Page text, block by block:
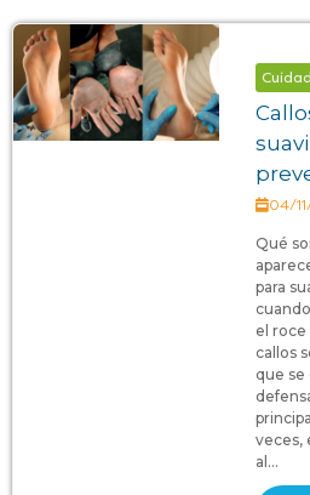
04/
Qué
para
el roce
callos
que se
veces,
al...